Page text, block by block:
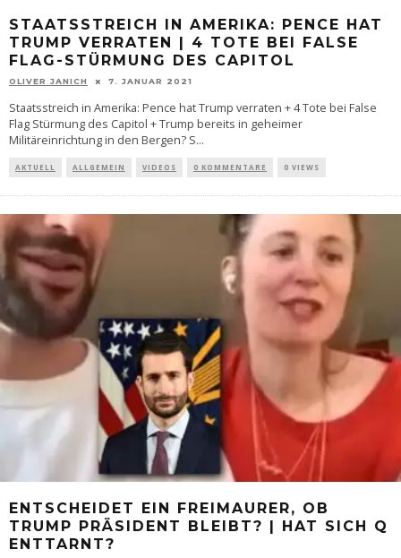
STAATSSTREICH IN AMERIKA: PENCE HAT
TRUMP VERRATEN | 4 TOTE BEI FALSE
FLAG-STÜRMUNG DES CAPITOL
OLIVER JANICH 7. JANUAR 2021
Staatsstreich in Amerika: Pence hat Trump verraten + 4 Tote bei False
Flag Stürmung des Capitol + Trump bereits in geheimer
Militäreinrichtung in den Bergen? S...
AKTUELL ALLGEMEIN VIDEOS 0 KOMMENTARE 0 VIEWS
ENTSCHEIDET EIN FREIMAURER, OB
TRUMP PRÄSIDENT BLEIBT? | HAT SICH Q
ENTTARNT?